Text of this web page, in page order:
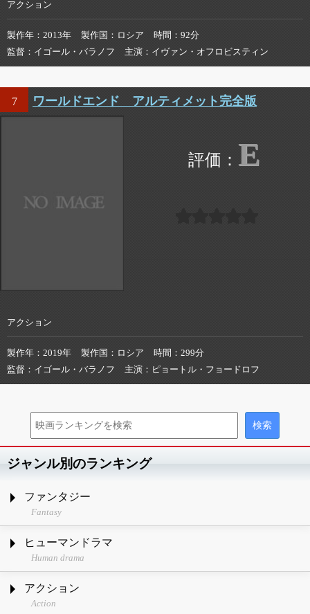
アクション
製作年 2013年 製作国 ロシア 時間
92分
監督
イゴール・バラノフ 主演 イヴァン・オフロビスティン
7 ワールドエンド アルティメット完全版
E
アクション
製作年 2019年 製作国 ロシア 時間
299分
監督
イゴール・バラノフ 主演 ピョートル・フョードロフ
ジャンル別のランキング
ファンタジー
Fantasy
ヒューマンドラマ
Human drama
アクション
Action